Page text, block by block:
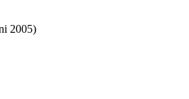
2005)